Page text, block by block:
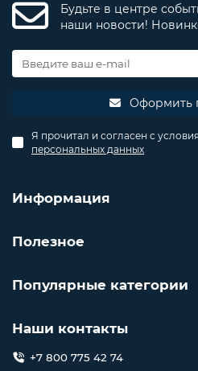
Будьте в центре
наши новости!
Оформить
Я прочитал и согласен с
персональных данных
Информация
Полезное
Популярные категории
Наши контакты
+7 800 775 42 74